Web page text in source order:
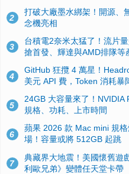
2
打破大廠墨水綁架！開源、
念機亮相
3
台積電2奈米太猛了！流片
搶首發、輝達與AMD排隊等
4
GitHub 狂攬 4 萬星！
美元 API 費，Token 消耗暴
5
24GB 大容量來了！NVIDIA
規格、功耗、上市時間
6
蘋果 2026 款 Mac mini 規
場！容量或將 512GB 起跳
7
典藏界大地震！美國懷舊遊
利歐兄弟》變體任天堂卡帶